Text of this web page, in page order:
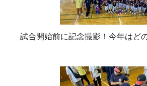
試合開始前に記念撮影！今年はど